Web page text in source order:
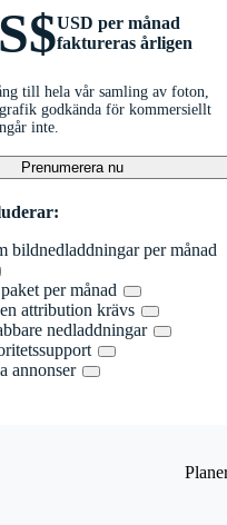
USD per månad
faktureras årligen
till hela vår samling av foton,
godkända för kommersiellt
inte.
Prenumerera nu
bildnedladdningar per månad
per månad
attribution krävs
nedladdningar
annonser